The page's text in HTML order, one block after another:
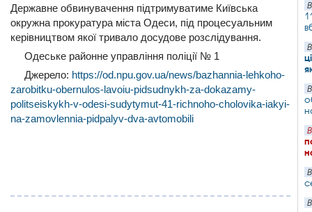
Державне обвинувачення підтримуватиме Київська
окружна прокуратура міста Одеси, під процесуальним
керівництвом якої тривало досудове розслідування.
Одеське районне управління поліції № 1
Джерело: https://od.npu.gov.ua/news/bazhannia-lehkoho-
zarobitku-obernulos-lavoiu-pidsudnykh-za-dokazamy-
politseiskykh-v-odesi-sudytymut-41-richnoho-cholovika-iakyi-
na-zamovlennia-pidpalyv-dva-avtomobili